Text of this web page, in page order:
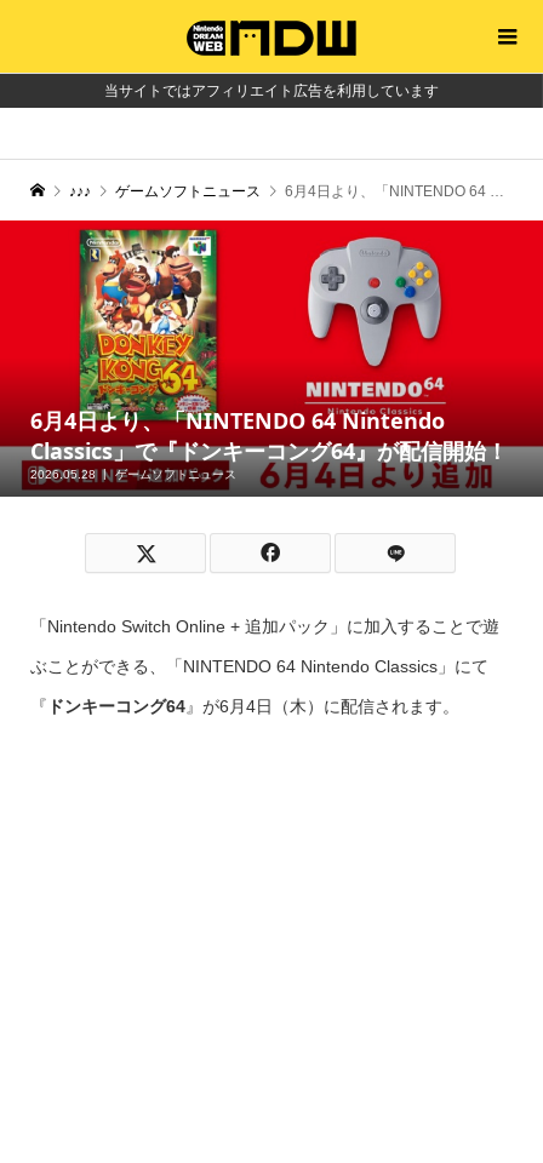
当サイトではアフィリエイト広告を利用しています
♪♪♪ ゲームソフトニュース 6月4日より、「NINTENDO 64 Nintendo Classics」で『ドンキーコング64』が配信開始！
6月4日より、「NINTENDO 64 Nintendo
Classics」で『ドンキーコング64』が配信開始！
2026.05.28 ゲームソフトニュース
「Nintendo Switch Online + 追加パック」に加入することで遊
ぶことができる、「NINTENDO 64 Nintendo Classics」にて
『 ドンキーコング64』が6月4日（木）に配信されます。